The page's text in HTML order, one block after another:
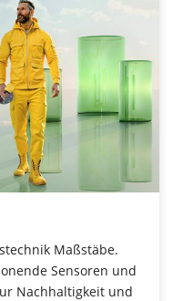
Maßstäbe.
Sensoren und
Nachhaltigkeit und